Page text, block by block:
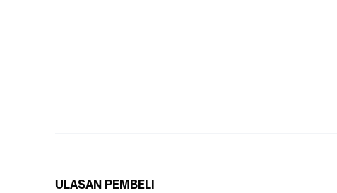
ULASAN PEMBELI